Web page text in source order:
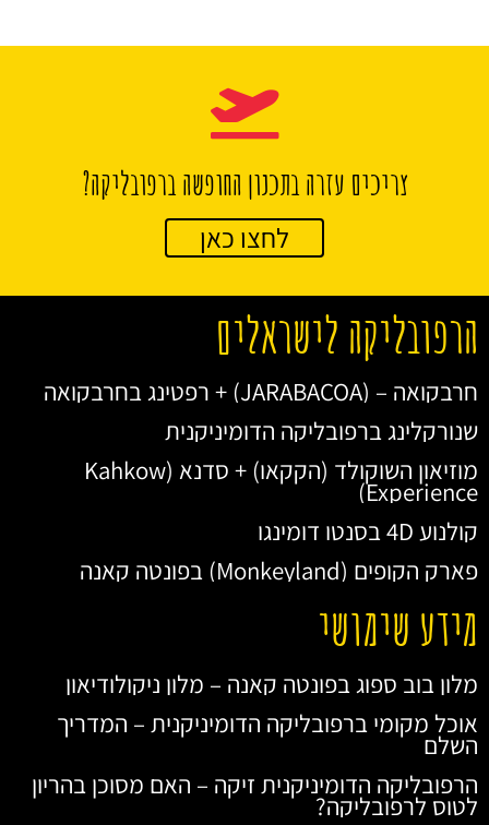
צריכים עזרה בתכנון החופשה ברפובליקה?
לחצו כאן
הרפובליקה לישראלים
חרבקואה – (JARABACOA) + רפטינג בחרבקואה
שנורקלינג ברפובליקה הדומיניקנית
מוזיאון השוקולד (הקקאו) + סדנא (Kahkow
Experience)
קולנוע 4D בסנטו דומינגו
פארק הקופים (Monkeyland) בפונטה קאנה
מידע שימושי
מלון בוב ספוג בפונטה קאנה – מלון ניקולודיאון
אוכל מקומי ברפובליקה הדומיניקנית – המדריך
השלם
הרפובליקה הדומיניקנית זיקה – האם מסוכן בהריון
לטוס לרפובליקה?